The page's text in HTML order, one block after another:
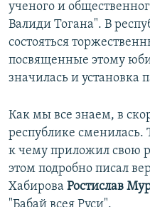
ученого и
Валиди Тогана". В
состояться
посвященные этому
значилась и установка
Как мы все знаем, в
республике сменилась.
к чему приложил свою
этом подробно писал
Хабирова Ростислав